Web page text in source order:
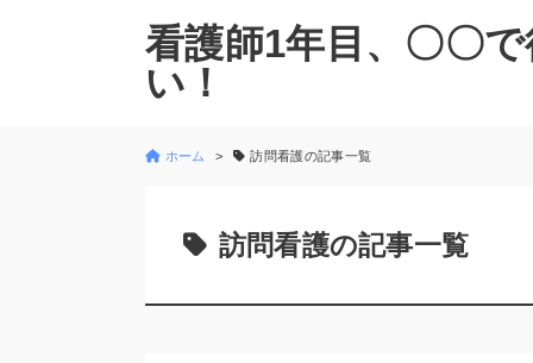
看護師1年目、〇〇
い！
ホーム 訪問看護の記事一覧
訪問看護の記事一覧